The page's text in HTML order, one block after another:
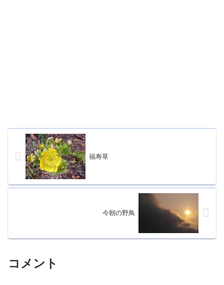
福寿草
今朝の野鳥
コメント